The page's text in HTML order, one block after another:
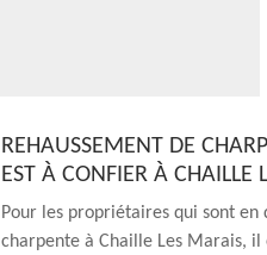
REHAUSSEMENT DE
EST À CONFIER À CHAILLE
Pour les propriétaires qui sont en
charpente à Chaille Les Marais,